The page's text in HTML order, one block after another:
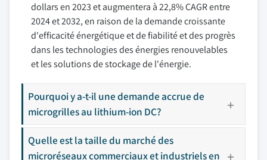
dollars en 2023 et augmentera à 22,8% CAGR entre
2024 et 2032, en raison de la demande croissante
d'efficacité énergétique et de fiabilité et des progrès
dans les technologies des énergies renouvelables
et les solutions de stockage de l'énergie.
Pourquoi y a-t-il une demande accrue de
microgrilles au lithium-ion DC?
Quelle est la taille du marché des
microréseaux commerciaux et industriels en